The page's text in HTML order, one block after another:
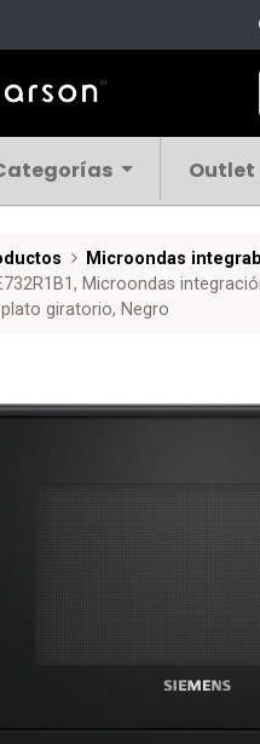
Outlet
Microondas
Microondas
giratorio, Negro